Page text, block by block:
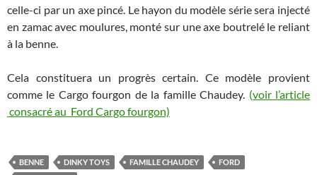
celle-ci par un axe pincé. Le hayon du modèle série sera injecté
en zamac avec moulures, monté sur une axe boutrelé le reliant
à la benne.
Cela constituera un progrès certain. Ce modèle provient
comme le Cargo fourgon de la famille Chaudey. (voir l’article
consacré au Ford Cargo fourgon)
BENNE DINKY TOYS FAMILLE CHAUDEY
FORD